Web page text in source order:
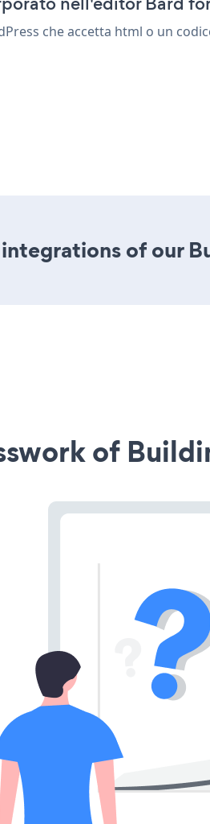
che accetta html o un
of our
of